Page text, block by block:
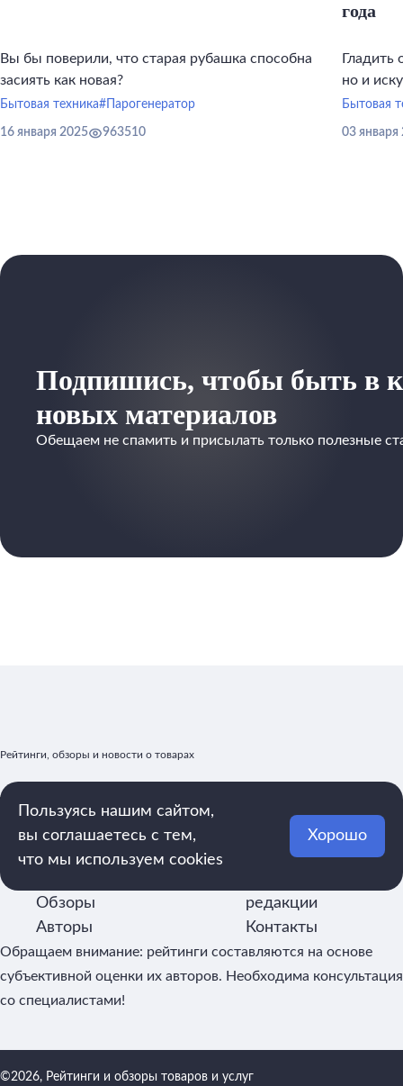
Вы бы поверили, что старая рубашка способна
засиять как новая?
Бытовая техника#Парогенератор
16 января 2025 963510
года
Гладить
но и
Бытовая
03 января
Подпишись, чтобы быть в
новых материалов
Обещаем не спамить и присылать только полезные
Рейтинги, обзоры и новости о товарах
mega.rating@yandex.ru
Рейтинги
Обзоры
Авторы
Реклама
редакции
Контакты
Обращаем внимание: рейтинги составляются на основе
субъективной оценки их авторов. Необходима консультация
со специалистами!
©2026, Рейтинги и обзоры товаров и услуг
Пользуясь нашим сайтом,
вы соглашаетесь с тем,
что мы используем cookies
Хорошо